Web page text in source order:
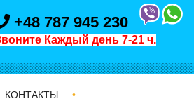
+48 787 945 230
Каждый день 7-21 ч.
КОНТАКТЫ •